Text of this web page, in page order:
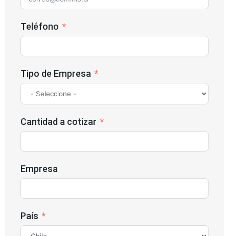
Teléfono
Tipo de Empresa
Cantidad a cotizar
Empresa
País